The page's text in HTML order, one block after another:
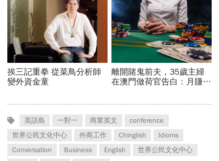
英語島 一對一 商業英文
conference
世界公民文化中心
外商工作 Chinglish
Idioms
Conversation
Business English
世界公民文化中心